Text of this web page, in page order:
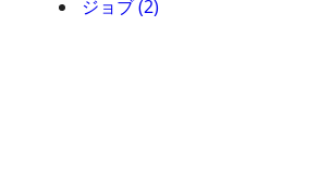
ジョブ (2)